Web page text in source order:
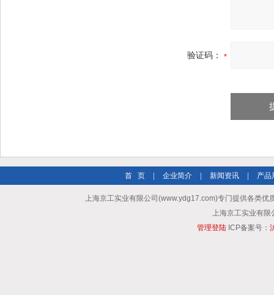
验证码：
首 页 企业简介 新闻资讯 产品
上海京工实业有限公司(www.ydg17.com)专门提供各类优
上海京工实业有限
管理登陆ICP备案号：